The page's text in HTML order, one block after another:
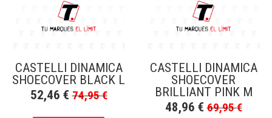
CASTELLI DINAMICA
SHOECOVER BLACK L
52,46 € 74,95€
CASTELLI DINAMICA
SHOECOVER
BRILLIANT PINK M
48,96 € 69,95€